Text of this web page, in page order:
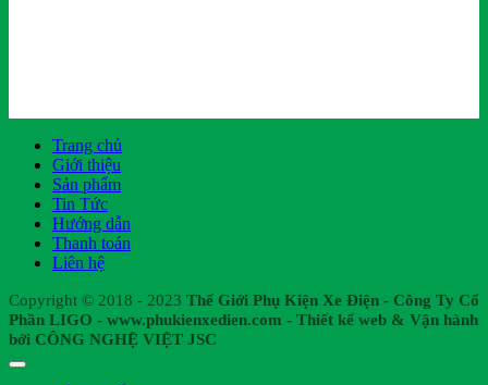
Trang chủ
Giới thiệu
Sản phẩm
Tin Tức
Hướng dẫn
Thanh toán
Liên hệ
Copyright © 2018 - 2023 Thế Giới Phụ Kiện Xe Điện - Công Ty Cổ
Phần LIGO - www.phukienxedien.com - Thiết kế web & Vận hành
bởi CÔNG NGHỆ VIỆT JSC